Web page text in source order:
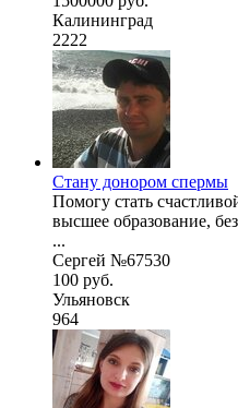
Калининград
2222
Стану донором спермы
Помогу стать
высшее образование,
...
Сергей №67530
100 руб.
Ульяновск
964